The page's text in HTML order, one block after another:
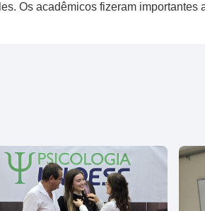
Os acadêmicos fizeram